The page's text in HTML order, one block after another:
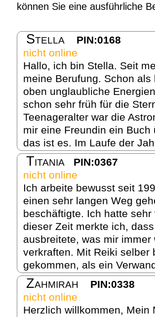
können Sie eine ausführliche
Stella
PIN:0168
nicht online
Hallo, ich bin Stella. Seit
meine Berufung. Schon
oben unglaubliche
schon sehr früh für die
Teenageralter war die
mir eine Freundin ein
das ist es. Im Laufe der
Titania
PIN:0367
nicht online
Ich arbeite bewusst seit
einen sehr langen Weg
beschäftigte. Ich hatte
dieser Zeit merkte ich,
ausbreitete, was mir
verkraften. Mit Reiki selber
gekommen, als ein
Zahmirah
PIN:0338
nicht online
Herzlich willkommen, Mein